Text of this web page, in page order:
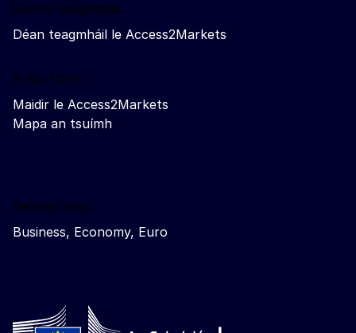
Sonraí teagmhála
Déan teagmháil le Access2Markets
Eolas fúinn
Maidir le Access2Markets
Mapa an tsuímh
Related sites
Business, Economy, Euro